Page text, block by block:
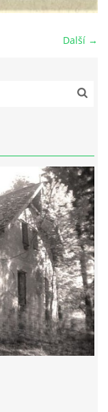
podpory
7. 2026|Nahoru ↑
Další →